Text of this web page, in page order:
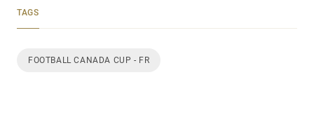
TAGS
FOOTBALL CANADA CUP - FR